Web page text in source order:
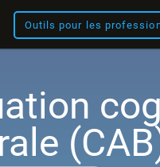
Outils pour les